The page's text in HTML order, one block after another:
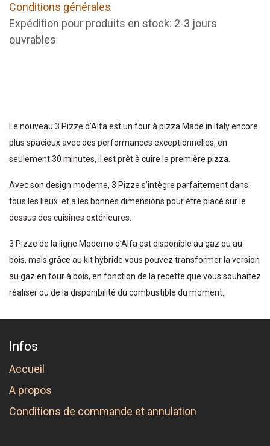
Conditions générales
Expédition pour produits en stock: 2-3 jours
ouvrables
Le nouveau 3 Pizze d’Alfa est un four à pizza Made in Italy encore
plus spacieux avec des performances exceptionnelles, en
seulement 30 minutes, il est prêt à cuire la première pizza
Avec son design moderne, 3 Pizze s’intègre parfaitement dans
tous les lieux et a les bonnes dimensions pour être placé sur le
dessus des cuisines extérieures
3 Pizze de la ligne Moderno d’Alfa est disponible au gaz ou au
bois, mais grâce au kit hybride vous pouvez transformer la version
au gaz en four à bois, en fonction de la recette que vous souhaitez
réaliser ou de la disponibilité du combustible du moment.
Infos
Accueil
A propos
Conditions de commande et annulation